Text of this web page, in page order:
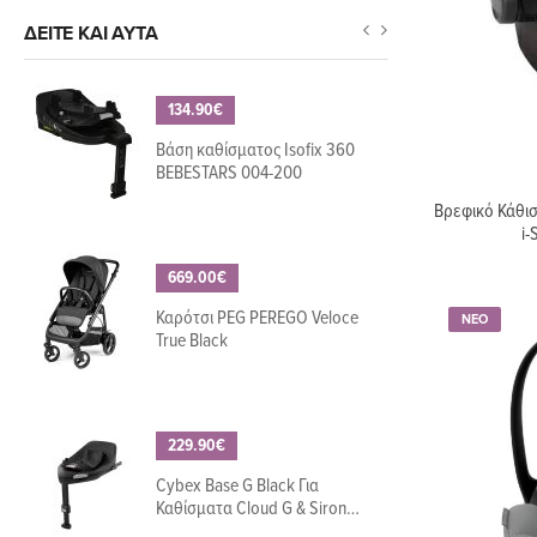
ΔΕΊΤΕ ΚΑΙ ΑΥΤΆ
134.90€
Βάση καθίσματος Isofix 360
BEBESTARS 004-200
669.00€
Καρότσι PEG PEREGO Veloce
True Black
229.90€
Cybex Base G Black Για
Καθίσματα Cloud G & Sirona
Βρεφικό
i-
ΝΕΟ